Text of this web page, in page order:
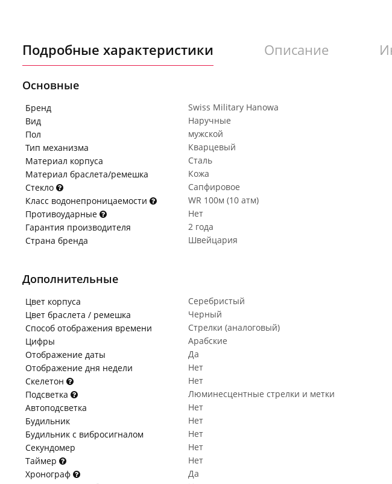
Подробные характеристики Описание
Основные
Бренд
Swiss Military Hanowa
Вид
Наручные
Пол
мужской
Тип механизма
Кварцевый
Материал корпуса
Сталь
Материал браслета/ремешка
Кожа
Стекло
Сапфировое
Класс водонепроницаемости
WR 100м (10 атм)
Противоударные
Нет
Гарантия производителя
2 года
Страна бренда
Швейцария
Дополнительные
Цвет корпуса
Серебристый
Цвет браслета / ремешка
Черный
Способ отображения времени
Стрелки (аналоговый)
Цифры
Арабские
Отображение даты
Да
Отображение дня недели
Нет
Скелетон
Нет
Подсветка
Люминесцентные стрелки и метки
Автоподсветка
Нет
Будильник
Нет
Будильник с вибросигналом
Нет
Секундомер
Нет
Таймер
Нет
Хронограф
Да